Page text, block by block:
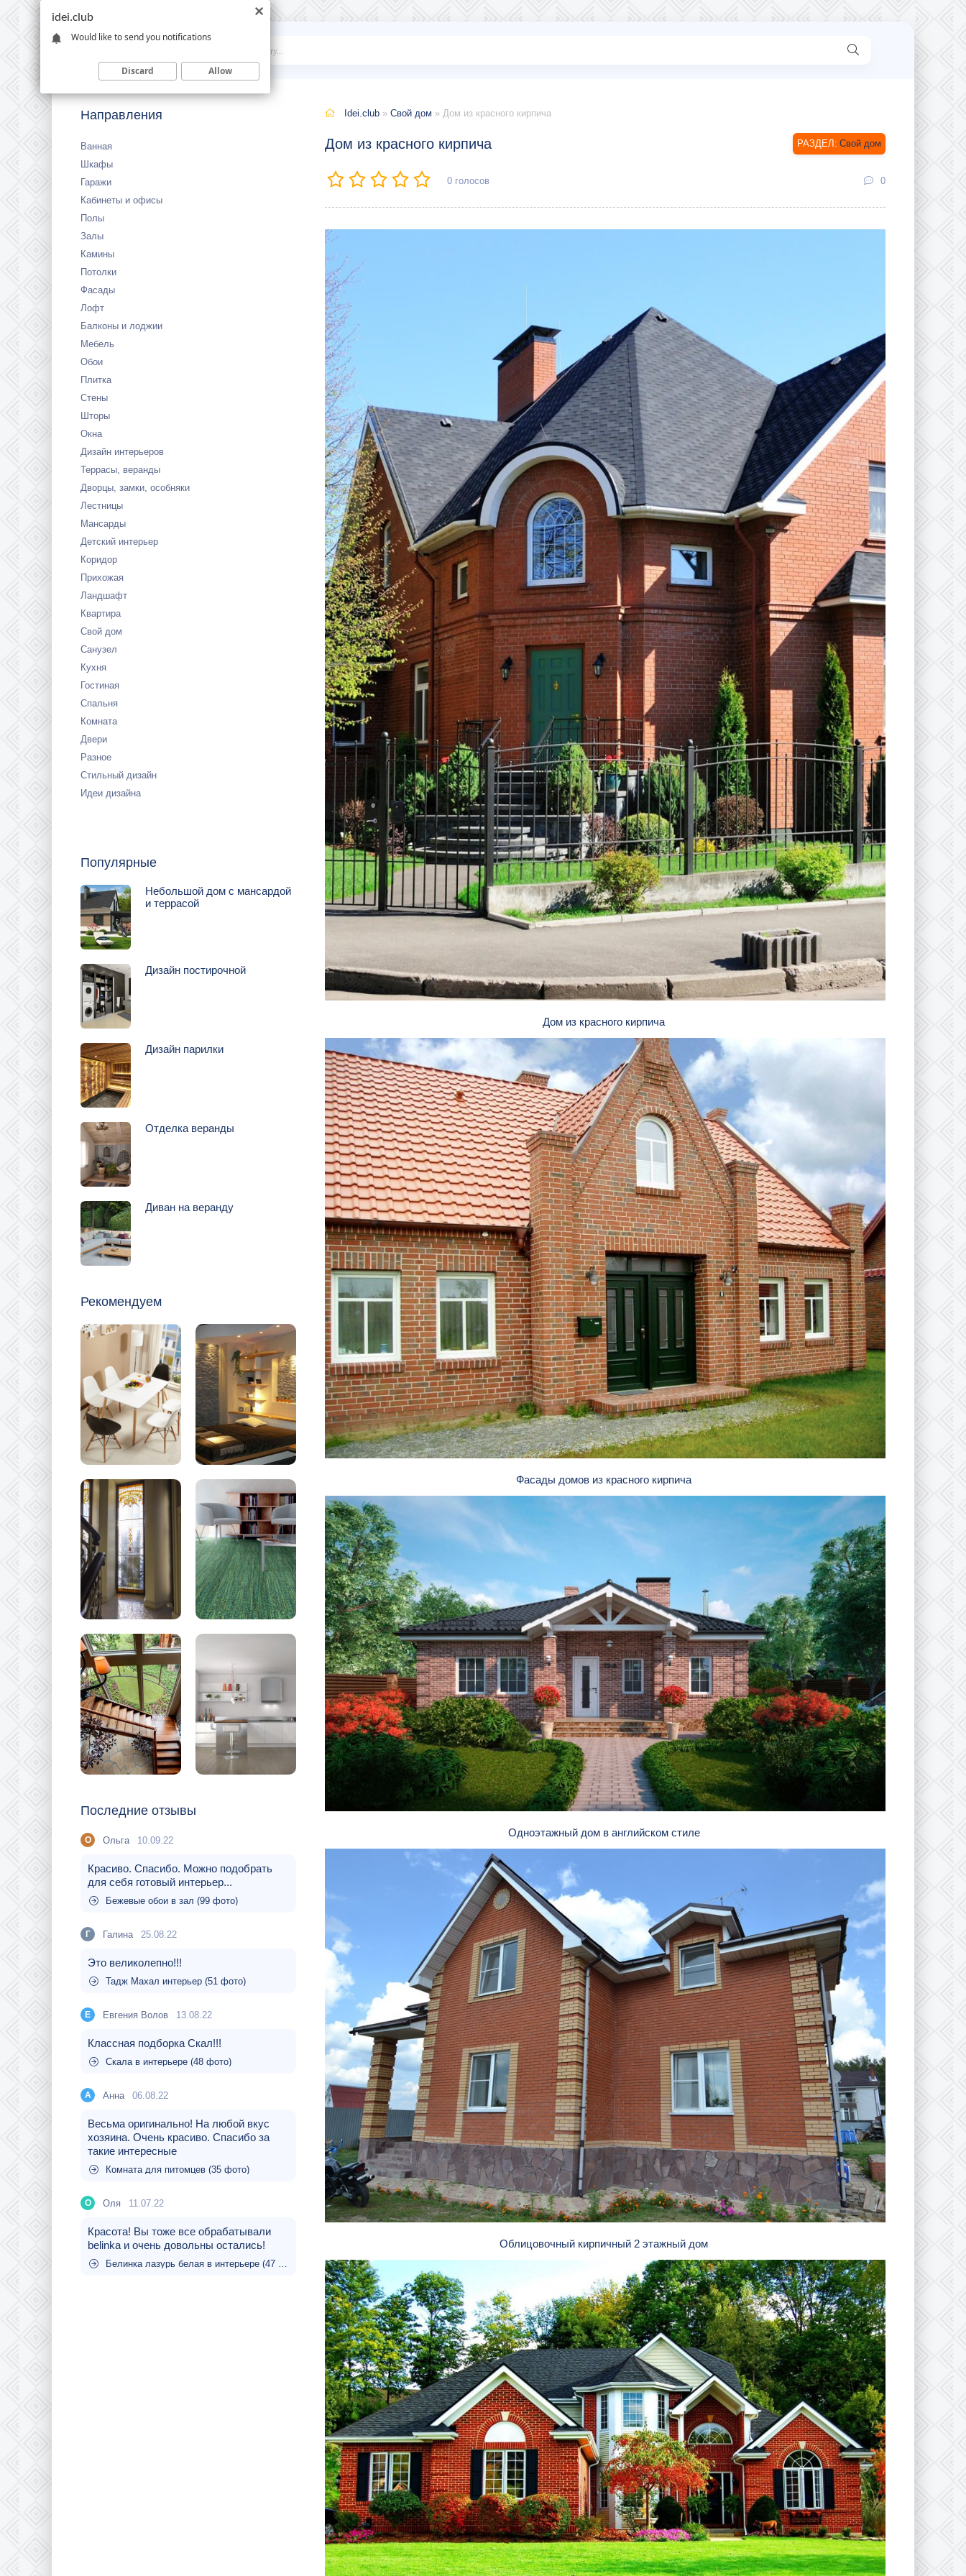
Idei
Направления
Ванная
Шкафы
Гаражи
Кабинеты и офисы
Полы
Залы
Камины
Потолки
Фасады
Лофт
Балконы и лоджии
Мебель
Обои
Плитка
Стены
Шторы
Окна
Дизайн интерьеров
Террасы, веранды
Дворцы, замки, особняки
Лестницы
Мансарды
Детский интерьер
Коридор
Прихожая
Ландшафт
Квартира
Свой дом
Санузел
Кухня
Гостиная
Спальня
Комната
Двери
Разное
Стильный дизайн
Идеи дизайна
Популярные
Небольшой дом с мансардой
и террасой
Дизайн постирочной
Дизайн парилки
Отделка веранды
Диван на веранду
Рекомендуем
Последние отзывы
О Ольга 10.09.22
Красиво. Спасибо. Можно подобрать
для себя готовый интерьер...
Бежевые обои в зал (99 фото)
Г Галина 25.08.22
Это великолепно!!!
Тадж Махал интерьер (51 фото)
Е Евгения Волов 13.08.22
Классная подборка Скал!!!
Скала в интерьере (48 фото)
A Aнна 06.08.22
Весьма оригинально! На любой вкус
хозяина. Очень красиво. Спасибо за
такие интересные
Комната для питомцев (35 фото)
О Оля 11.07.22
Красота! Вы тоже все обрабатывали
belinka и очень довольны остались!
Белинка лазурь белая в интерьере (47 фото)
Idei.club » Свой дом » Дом из красного кирпича
Дом из красного кирпича Свой дом
0 голосов 0
Дом из красного кирпича
Фасады домов из красного кирпича
Одноэтажный дом в английском стиле
Облицовочный кирпичный 2 этажный дом
idei.club
Would like to send you notifications
Discard Allow